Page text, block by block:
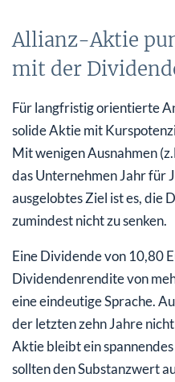
Allianz-Aktie
mit der
Für langfristig orientierte
solide Aktie mit
Mit wenigen Ausnahmen
das Unternehmen Jahr für
ausgelobtes Ziel ist es, die
zumindest nicht zu senken.
Eine Dividende von 10,80
Dividendenrendite von
eine eindeutige Sprache.
der letzten zehn Jahre
Aktie bleibt ein
sollten den Substanzwert